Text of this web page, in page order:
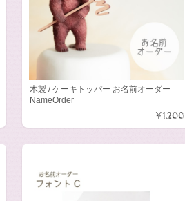
木製 / ケーキトッパー お名前オーダー
NameOrder
¥1,200